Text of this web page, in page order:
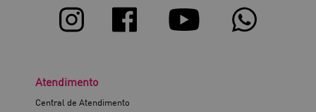
Atendimento
Central de Atendimento